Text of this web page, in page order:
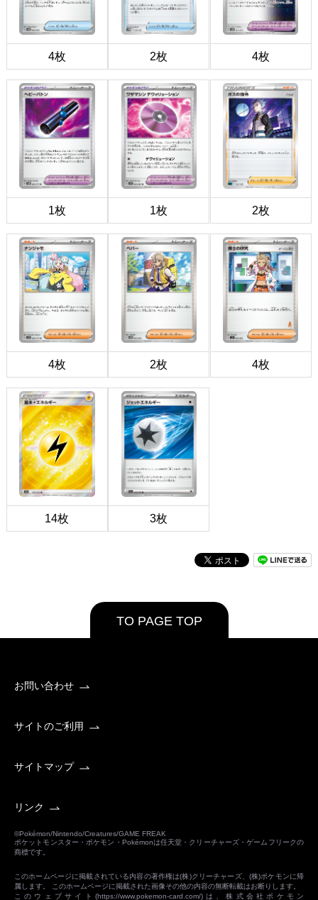
4枚 2枚 4枚
1枚 1枚 2枚
4枚 2枚 4枚
14枚 3枚
TO PAGE TOP
お問い合わせ
サイトのご利用
サイトマップ
リンク
©Pokémon/Nintendo/Creatures/GAME FREAK
ポケットモンスター・ポケモン・Pokémonは任天堂・クリーチャーズ・ゲームフリークの
商標です。
このホームページに掲載されている内容の著作権は(株)クリーチャーズ、(株)ポケモンに帰
属します。 このホームページに掲載された画像その他の内容の無断転載はお断りします。
このウェブサイト(https://www.pokemon-card.com/)は、株式会社ポケモン